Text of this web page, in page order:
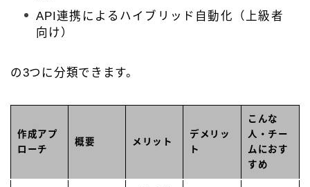
API連携によるハイブリッド自動化（上級者
向け）
の3つに分類できます。
作成アプ
ローチ
概要 メリット
デメリッ
ト
こんな
人・チー
ムにおす
すめ